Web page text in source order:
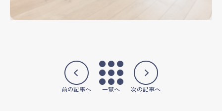
前の記事へ 一覧へ 次の記事へ